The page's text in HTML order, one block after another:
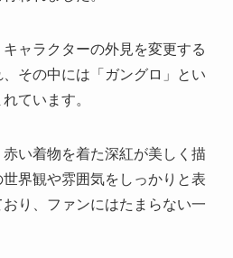
ャラクターの外見を変更する
その中には「ガングロ」とい
ています。
い着物を着た深紅が美しく描
界観や雰囲気をしっかりと表
り、ファンにはたまらない一